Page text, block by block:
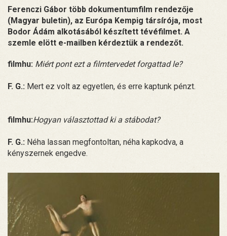
Ferenczi Gábor több dokumentumfilm rendezője
(Magyar buletin), az Európa Kempig társírója, most
Bodor Ádám alkotásából készített tévéfilmet. A
szemle elött e-mailben kérdeztük a rendezőt.
filmhu: Miért pont ezt a filmtervedet forgattad le?
F. G.: Mert ez volt az egyetlen, és erre kaptunk pénzt.
filmhu:Hogyan választottad ki a stábodat?
F. G.: Néha lassan megfontoltan, néha kapkodva, a
kényszernek engedve.